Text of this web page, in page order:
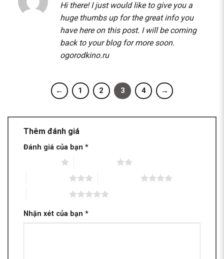
Hi there! I just would like to give you a
huge thumbs up for the great info you
have here on this post. I will be coming
back to your blog for more soon.
ogorodkino.ru
← 1 2 3 4 →
Thêm đánh giá
Đánh giá của bạn *
Nhận xét của bạn *